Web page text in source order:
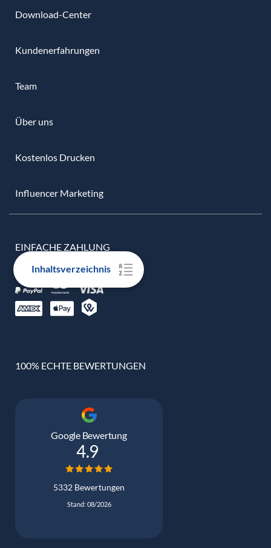
Inhaltsverzeichnis
Download-Center
Kundenerfahrungen
Team
Über uns
Kostenlos Drucken
Influencer Marketing
EINFACHE ZAHLUNG
100% ECHTE BEWERTUNGEN
Google Bewertung
4.9
5332 Bewertungen
Stand: 08/2026